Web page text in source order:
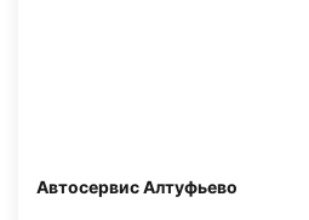
Автосервис Алтуфьево